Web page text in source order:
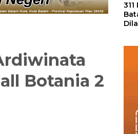
Botania 2